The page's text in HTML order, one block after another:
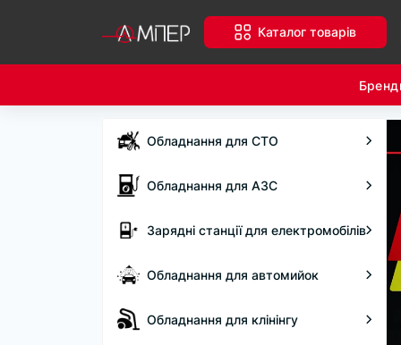
Каталог товарів
Обладнання для СТО
Обладнання для АЗС
Зарядні станції для електромобілів
Обладнання для автомийок
Обладнання для клінінгу